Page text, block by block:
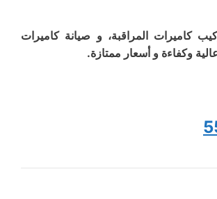
كاميرات المراقبة، و صيانة كاميرات
وكفاءة و أسعار ممتازة.